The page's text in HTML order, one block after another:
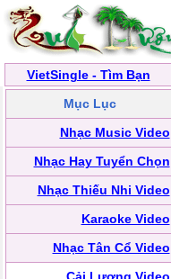
VietSingle - Tìm Bạn
Mục Lục
Nhạc Music Video
Nhạc Hay Tuyển Chọn
Nhạc Thiếu Nhi Video
Karaoke Video
Nhạc Tân Cổ Video